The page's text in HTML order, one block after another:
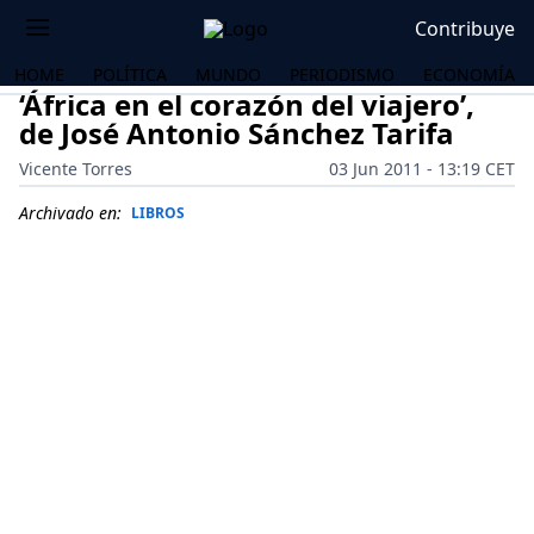
Contribuye
HOME POLÍTICA MUNDO PERIODISMO ECONOMÍA
‘África en el corazón del viajero’,
de José Antonio Sánchez Tarifa
Vicente Torres
03 Jun 2011 - 13:19 CET
Archivado en: LIBROS